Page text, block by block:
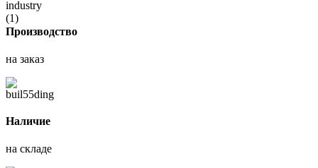
Производство
на заказ
Наличие
на складе